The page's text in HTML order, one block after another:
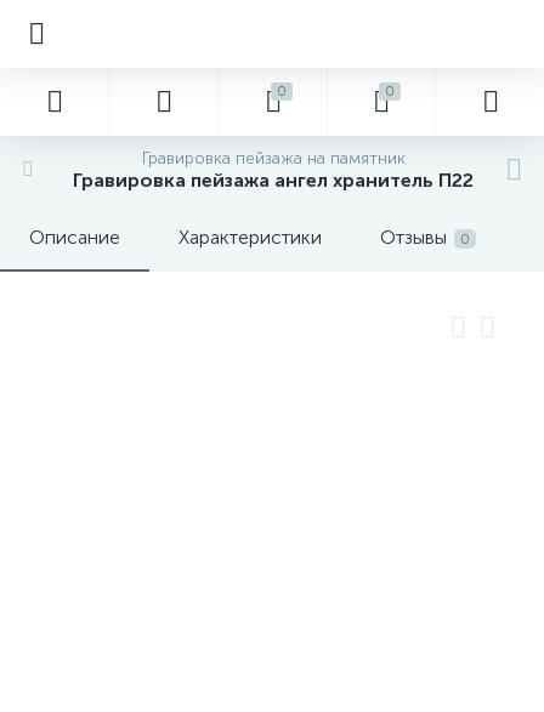
0 0
Гравировка пейзажа на памятник
Гравировка пейзажа ангел хранитель П22
Описание Характеристики Отзывы 0